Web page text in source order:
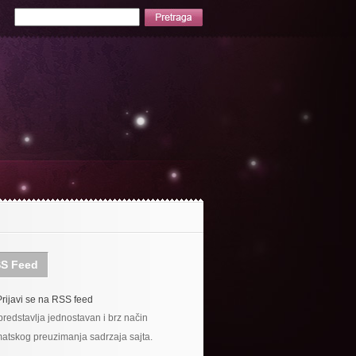
Feed
se na RSS feed
jednostavan i brz način
preuzimanja sadrzaja sajta.